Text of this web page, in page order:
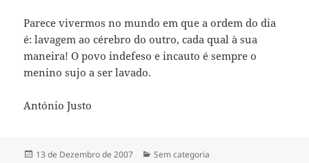
Parece vivermos no mundo em que a ordem do dia
é: lavagem ao cérebro do outro, cada qual à sua
maneira! O povo indefeso e incauto é sempre o
menino sujo a ser lavado.
António Justo
Publicado
13 de Dezembro de 2007 Categorias
Sem categoria